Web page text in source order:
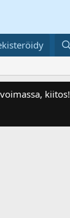
kiitos!